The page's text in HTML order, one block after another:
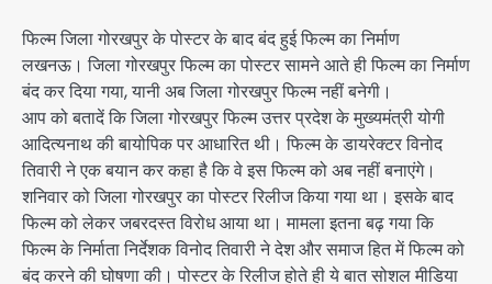
फिल्म जिला गोरखपुर के पोस्टर के बाद बंद हुई फिल्म का निर्माण
लखनऊ। जिला गोरखपुर फिल्म का पोस्टर सामने आते ही फिल्म का निर्माण
बंद कर दिया गया, यानी अब जिला गोरखपुर फिल्म नहीं बनेगी।
आप को बतादें कि जिला गोरखपुर फिल्म उत्तर प्रदेश के मुख्यमंत्री योगी
आदित्यनाथ की बायोपिक पर आधारित थी। फिल्म के डायरेक्टर विनोद
तिवारी ने एक बयान कर कहा है कि वे इस फिल्म को अब नहीं बनाएंगे।
शनिवार को जिला गोरखपुर का पोस्टर रिलीज किया गया था। इसके बाद
फिल्म को लेकर जबरदस्त विरोध आया था। मामला इतना बढ़ गया कि
फिल्म के निर्माता निर्देशक विनोद तिवारी ने देश और समाज हित में फिल्म को
बंद करने की घोषणा की। पोस्टर के रिलीज होते ही ये बात सोशल मीडिया